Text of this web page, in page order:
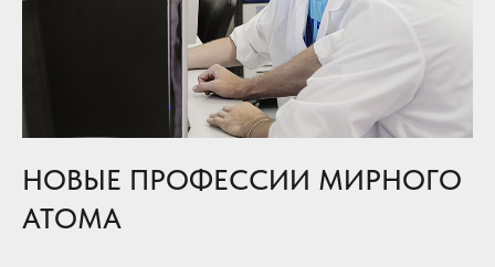
НОВЫЕ ПРОФЕССИИ МИРНОГО
АТОМА